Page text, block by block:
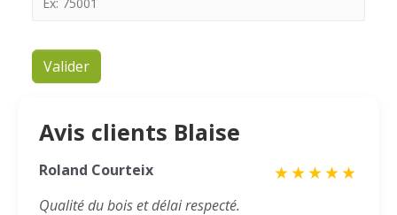
Valider
Avis clients Blaise
Roland Courteix ★★★★★
Qualité du bois et délai respecté.